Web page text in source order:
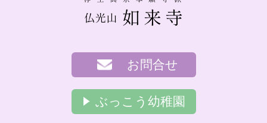
お問合せ
ぶっこう幼稚園